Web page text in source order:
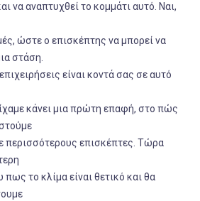
να αναπτυχθεί το κομμάτι αυτό. Ναι,
ώστε ο επισκέπτης να μπορεί να
στάση.
είναι κοντά σας σε αυτό
κάνει μια πρώτη επαφή, στο πώς
περισσότερους επισκέπτες. Τώρα
το κλίμα είναι θετικό και θα